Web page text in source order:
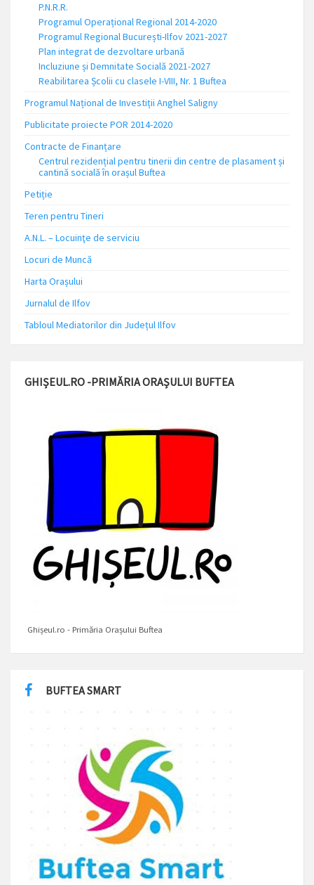
P.N.R.R.
Programul Operațional Regional 2014-2020
Programul Regional București-Ilfov 2021-2027
Plan integrat de dezvoltare urbană
Incluziune și Demnitate Socială 2021-2027
Reabilitarea Școlii cu clasele I-VIII, Nr. 1 Buftea
Programul Național de Investiții Anghel Saligny
Publicitate proiecte POR 2014-2020
Contracte de Finanțare
Centrul rezidențial pentru tinerii din centre de plasament și
cantină socială în orașul Buftea
Petiție
Teren pentru Tineri
A.N.L. – Locuinţe de serviciu
Locuri de Muncă
Harta Orașului
Jurnalul de Ilfov
Tabloul Mediatorilor din Județul Ilfov
GHIȘEUL.RO -PRIMĂRIA ORAȘULUI BUFTEA
Ghișeul.ro - Primăria Orașului Buftea
BUFTEA SMART